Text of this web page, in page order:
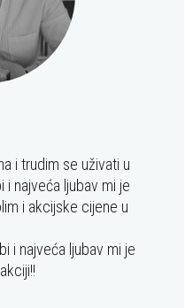
i trudim se uživati u
i najveća ljubav mi je
i akcijske cijene u
i najveća ljubav mi je